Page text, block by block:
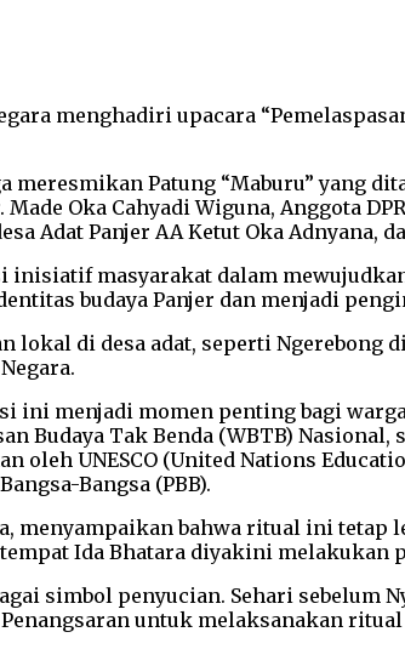
menghadiri upacara
meresmikan Patung “Maburu” yang
Oka Cahyadi Wiguna, Anggota
Adat Panjer AA Ketut Oka Adnyana,
inisiatif masyarakat dalam
budaya Panjer dan menjadi
di desa adat, seperti Ngerebong
ini menjadi momen penting bagi
Budaya Tak Benda (WBTB)
oleh UNESCO (United Nations
Bangsa (PBB).
menyampaikan bahwa ritual ini
Ida Bhatara diyakini melakukan
simbol penyucian. Sehari
untuk melaksanakan ritual